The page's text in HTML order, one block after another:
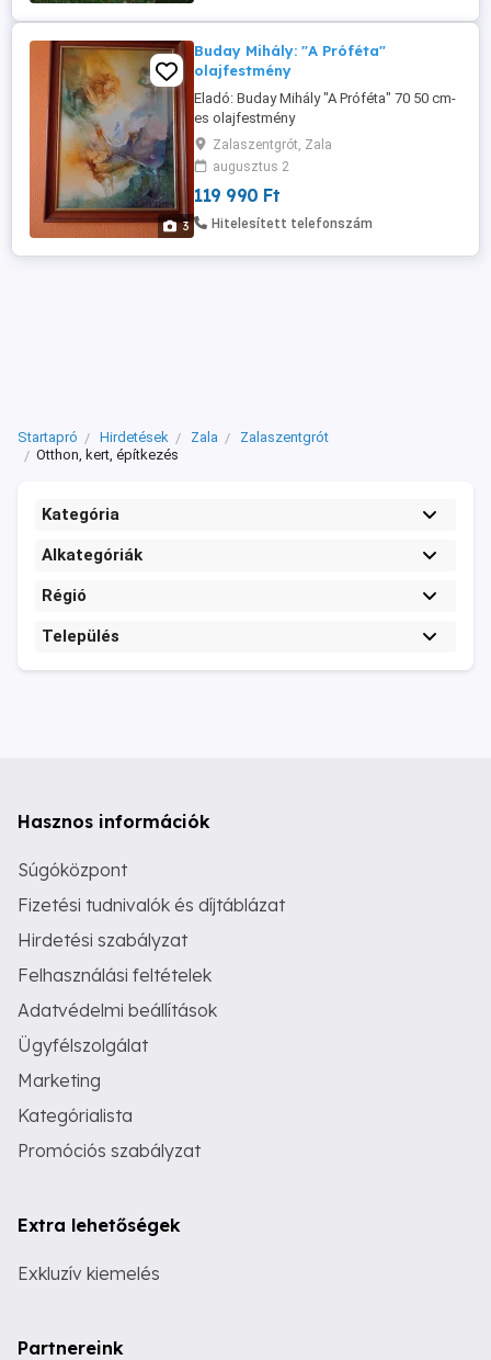
3
Buday Mihály: "A Próféta"
olajfestmény
Eladó: Buday Mihály "A Próféta" 70 50 cm-
es olajfestmény
Zalaszentgrót, Zala
augusztus 2
119 990 Ft
Hitelesített telefonszám
Startapró Hirdetések Zala
Zalaszentgrót
Otthon, kert, építkezés
Kategória
Alkategóriák
Régió
Település
Hasznos információk
Súgóközpont
Fizetési tudnivalók és díjtáblázat
Hirdetési szabályzat
Felhasználási feltételek
Adatvédelmi beállítások
Ügyfélszolgálat
Marketing
Kategórialista
Promóciós szabályzat
Extra lehetőségek
Exkluzív kiemelés
Partnereink